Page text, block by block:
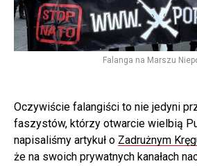
Falanga na Marszu
Oczywiście falangiści to nie jedyni
faszystów, którzy otwarcie wielbią
napisaliśmy artykuł o Zadrużnym
że na swoich prywatnych kanałach